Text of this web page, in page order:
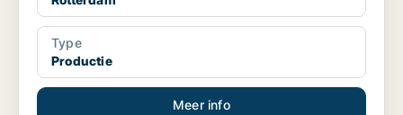
Type
Productie
Meer info